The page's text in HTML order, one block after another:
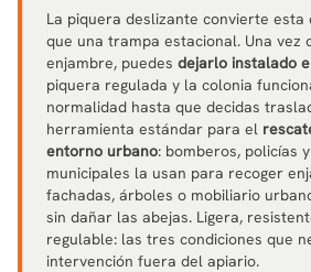
La piquera deslizante convierte esta
que una trampa estacional. Una vez
enjambre, puedes dejarlo instalado
piquera regulada y la colonia
normalidad hasta que decidas
herramienta estándar para el
entorno urbano: bomberos, policías
municipales la usan para recoger
fachadas, árboles o mobiliario
sin dañar las abejas. Ligera,
regulable: las tres condiciones que
intervención fuera del apiario.